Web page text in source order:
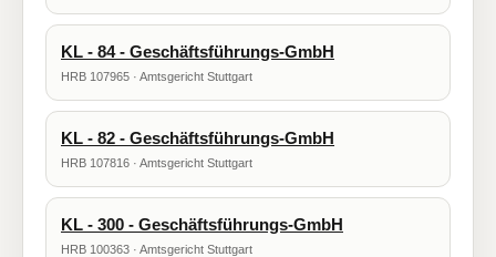
KL - 84 - Geschäftsführungs-GmbH
HRB 107965 · Amtsgericht Stuttgart
KL - 82 - Geschäftsführungs-GmbH
HRB 107816 · Amtsgericht Stuttgart
KL - 300 - Geschäftsführungs-GmbH
HRB 100363 · Amtsgericht Stuttgart